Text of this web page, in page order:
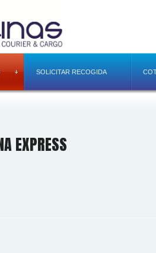
SOLICITAR RECOGIDA
EXPRESS